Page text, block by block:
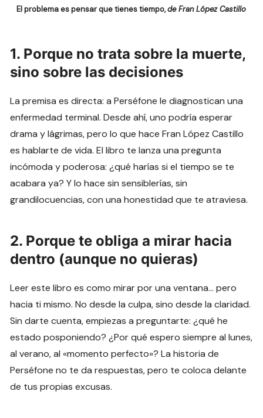
El problema es pensar que tienes tiempo,de Fran López Castillo
1. Porque no trata sobre la muerte,
sino sobre las decisiones
La premisa es directa: a Perséfone le diagnostican una
enfermedad terminal. Desde ahí, uno podría esperar
drama y lágrimas, pero lo que hace Fran López Castillo
es hablarte de vida. El libro te lanza una pregunta
incómoda y poderosa: ¿qué harías si el tiempo se te
acabara ya? Y lo hace sin sensiblerías, sin
grandilocuencias, con una honestidad que te atraviesa.
2. Porque te obliga a mirar hacia
dentro (aunque no quieras)
Leer este libro es como mirar por una ventana… pero
hacia ti mismo. No desde la culpa, sino desde la claridad.
Sin darte cuenta, empiezas a preguntarte: ¿qué he
estado posponiendo? ¿Por qué espero siempre al lunes,
al verano, al «momento perfecto»? La historia de
Perséfone no te da respuestas, pero te coloca delante
de tus propias excusas.